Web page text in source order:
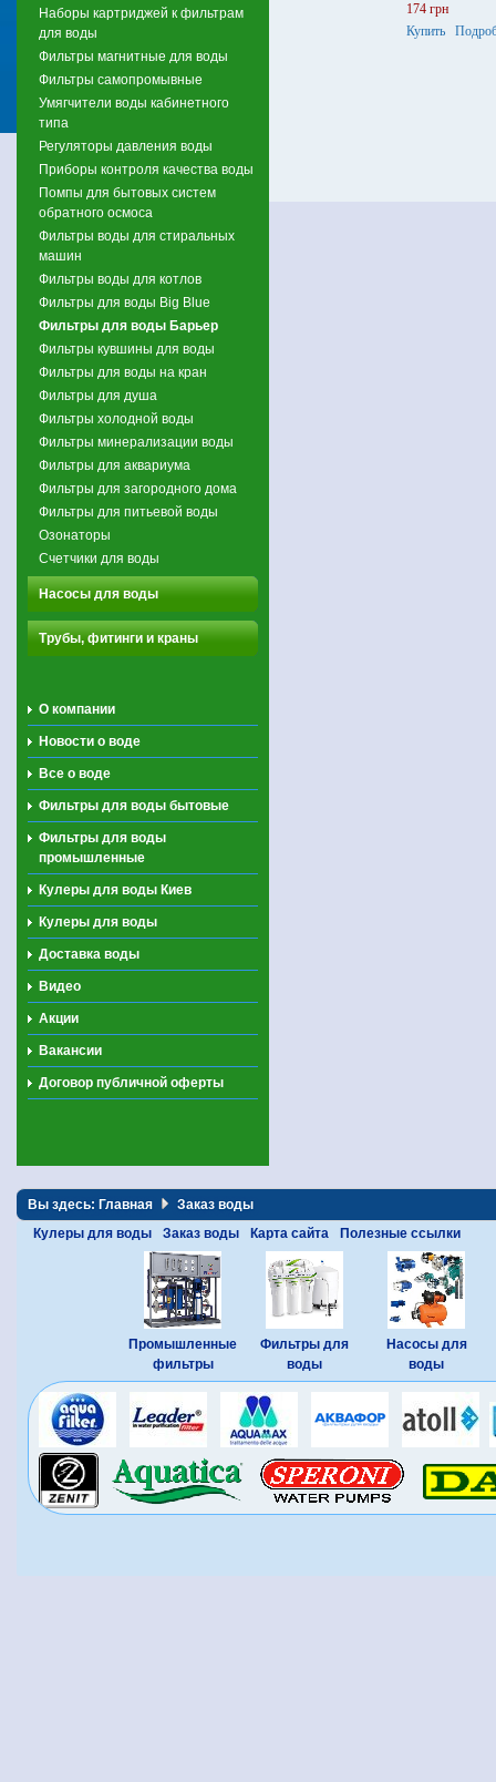
Наборы картриджей к фильтрам
для воды
Фильтры магнитные для воды
Фильтры самопромывные
Умягчители воды кабинетного
типа
Регуляторы давления воды
Приборы контроля качества воды
Помпы для бытовых систем
обратного осмоса
Фильтры воды для стиральных
машин
Фильтры воды для котлов
Фильтры для воды Big Blue
Фильтры для воды Барьер
Фильтры кувшины для воды
Фильтры для воды на кран
Фильтры для душа
Фильтры холодной воды
Фильтры минерализации воды
Фильтры для аквариума
Фильтры для загородного дома
Фильтры для питьевой воды
Озонаторы
Счетчики для воды
Насосы для воды
Трубы, фитинги и краны
О компании
Новости о воде
Все о воде
Фильтры для воды бытовые
Фильтры для воды
промышленные
Кулеры для воды Киев
Кулеры для воды
Доставка воды
Видео
Акции
Вакансии
Договор публичной оферты
174 грн
Купить
Вы здесь: Главная
Заказ воды
Кулеры для воды
Заказ воды Карта сайта Полезные ссылки
Промышленные
фильтры
Фильтры для
воды
Насосы для
воды